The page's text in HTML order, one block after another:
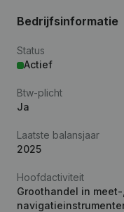
Bedrijfsinformatie
Status
Actief
Btw-plicht
Ja
Laatste balansjaar
2025
Hoofdactiviteit
Groothandel in